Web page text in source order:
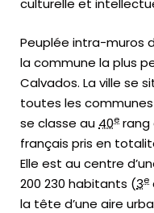
culturelle et
Peuplée intra-muros
la commune la plus
Calvados. La ville se
toutes les
se classe au 40e rang
français pris en
Elle est au centre
200 230 habitants (3e
la tête d’une aire